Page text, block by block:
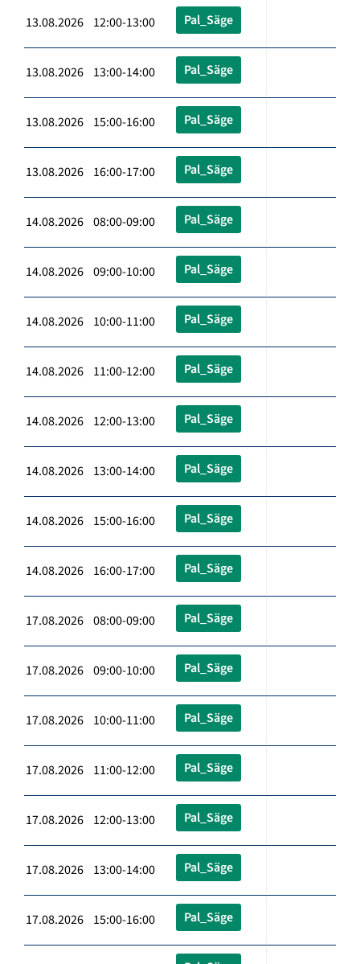
13.08.2026 12:00-13:00 Pal_Säge
13.08.2026 13:00-14:00 Pal_Säge
13.08.2026 15:00-16:00 Pal_Säge
13.08.2026 16:00-17:00 Pal_Säge
14.08.2026 08:00-09:00 Pal_Säge
14.08.2026 09:00-10:00 Pal_Säge
14.08.2026 10:00-11:00 Pal_Säge
14.08.2026 11:00-12:00 Pal_Säge
14.08.2026 12:00-13:00 Pal_Säge
14.08.2026 13:00-14:00 Pal_Säge
14.08.2026 15:00-16:00 Pal_Säge
14.08.2026 16:00-17:00 Pal_Säge
17.08.2026 08:00-09:00 Pal_Säge
17.08.2026 09:00-10:00 Pal_Säge
17.08.2026 10:00-11:00 Pal_Säge
17.08.2026 11:00-12:00 Pal_Säge
17.08.2026 12:00-13:00 Pal_Säge
17.08.2026 13:00-14:00 Pal_Säge
17.08.2026 15:00-16:00 Pal_Säge